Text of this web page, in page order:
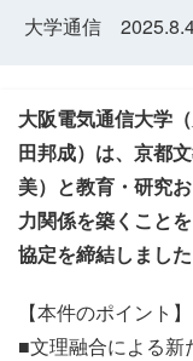
大学通信
大阪電気通信大学
田邦成）は、京都
美）と教育・研究
力関係を築くこと
協定を締結しました
【本件のポイント】
■文理融合による新